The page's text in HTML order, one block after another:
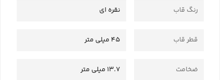
رنگ قاب نقره ای
قطر قاب 45 میلی متر
ضخامت 13.7 میلی متر